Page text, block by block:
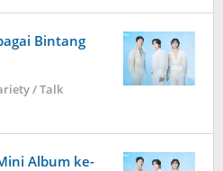
Bintang
/ Talk
Album ke-